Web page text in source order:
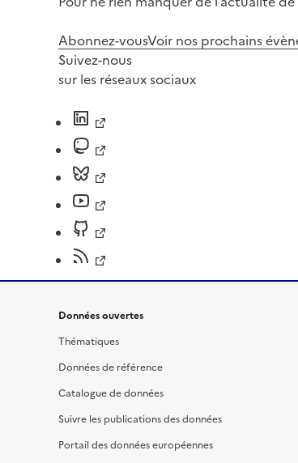
Abonnez-vousVoir nos prochains
Suivez-nous
sur les réseaux sociaux
Données ouvertes
Thématiques
Données de référence
Catalogue de données
Suivre les publications des données
Portail des données européennes